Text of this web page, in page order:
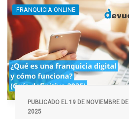
FRANQUICIA ONLINE
PUBLICADO EL 19 DE NOVIEMBRE DE
2025